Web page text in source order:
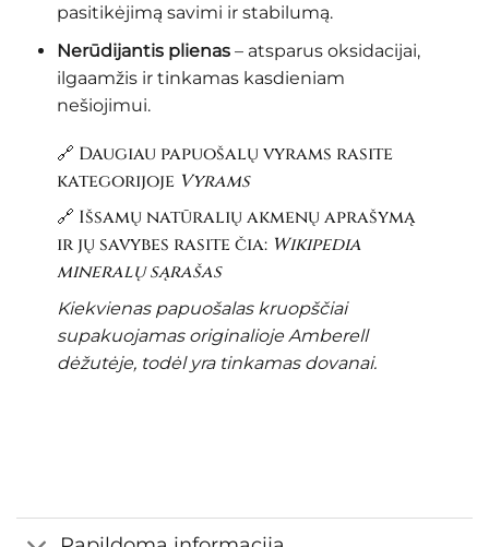
pasitikėjimą savimi ir stabilumą.
Nerūdijantis plienas– atsparus oksidacijai,
ilgaamžis ir tinkamas kasdieniam
nešiojimui.
🔗 Daugiau papuošalų vyrams rasite
kategorijoje Vyrams
🔗 Išsamų natūralių akmenų aprašymą
ir jų savybes rasite čia: Wikipedia
mineralų sąrašas
Kiekvienas papuošalas kruopščiai
supakuojamas originalioje Amberell
dėžutėje, todėl yra tinkamas dovanai.